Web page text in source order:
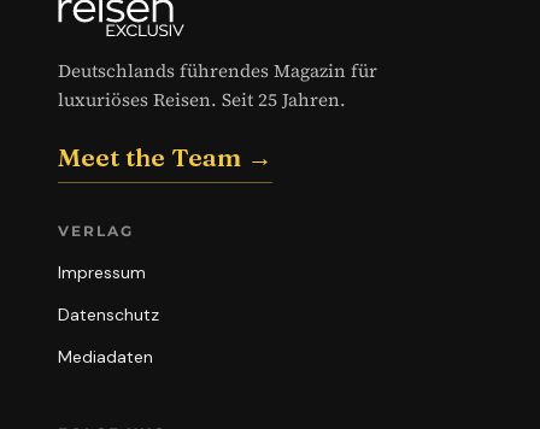
Deutschlands führendes Magazin für
luxuriöses Reisen. Seit 25 Jahren.
Meet the Team →
VERLAG
Impressum
Datenschutz
Mediadaten